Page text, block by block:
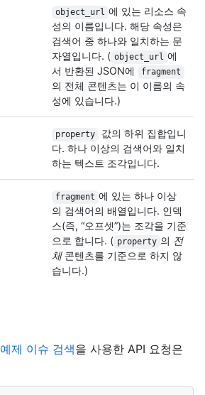
object_url 에 있는 리소스 속
성의 이름입니다. 해당 속성은
검색어 중 하나와 일치하는 문
자열입니다. ( object_url 에
서 반환된 JSON에
fragment
의 전체 콘텐츠는 이 이름의 속
성에 있습니다.)
property
값의 하위 집합입니
다. 하나 이상의 검색어와 일치
하는 텍스트 조각입니다.
fragment 에 있는 하나 이상
의 검색어의 배열입니다. 인덱
스(즉, “오프셋”)는 조각을 기준
으로 합니다. ( property 의 전
체콘텐츠를 기준으로 하지 않
습니다.)
예제 이슈 검색을 사용한 API 요청은